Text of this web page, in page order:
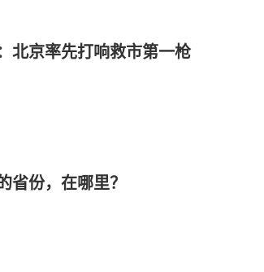
北京率先打响救市第一枪
省份，在哪里？